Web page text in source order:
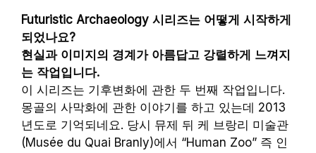
Futuristic Archaeology 시리즈는 어떻게 시작하게
되었나요?
현실과 이미지의 경계가 아름답고 강렬하게 느껴지
는 작업입니다.
이 시리즈는 기후변화에 관한 두 번째 작업입니다.
몽골의 사막화에 관한 이야기를 하고 있는데 2013
년도로 기억되네요. 당시 뮤제 뒤 케 브랑리 미술관
(Musée du Quai Branly)에서 “Human Zoo” 즉 인